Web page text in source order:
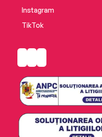
Instagram
TikTok